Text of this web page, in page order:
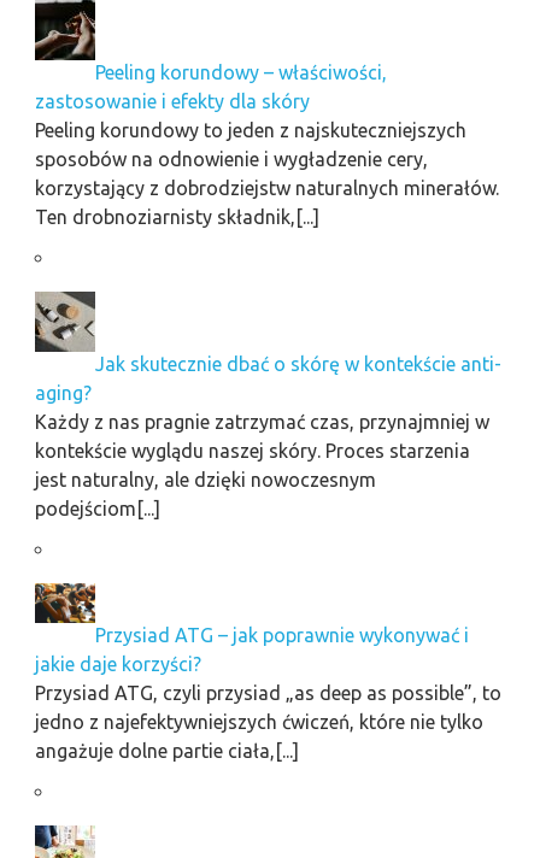
Peeling korundowy – właściwości,
zastosowanie i efekty dla skóry
Peeling korundowy to jeden z najskuteczniejszych
sposobów na odnowienie i wygładzenie cery,
korzystający z dobrodziejstw naturalnych minerałów.
Ten drobnoziarnisty składnik,[...]
Jak skutecznie dbać o skórę w kontekście anti-
aging?
Każdy z nas pragnie zatrzymać czas, przynajmniej w
kontekście wyglądu naszej skóry. Proces starzenia
jest naturalny, ale dzięki nowoczesnym
podejściom[...]
Przysiad ATG – jak poprawnie wykonywać i
jakie daje korzyści?
Przysiad ATG, czyli przysiad „as deep as possible”, to
jedno z najefektywniejszych ćwiczeń, które nie tylko
angażuje dolne partie ciała,[...]